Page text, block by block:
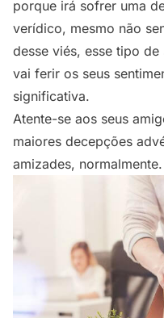
porque irá sofrer uma
verídico, mesmo não
desse viés, esse tipo
vai ferir os seus
significativa.
Atente-se aos seus
maiores decepções
amizades, normalmente.